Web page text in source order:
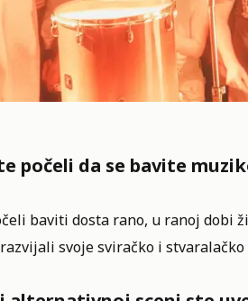
počeli da se bavite
baviti dosta rano, u ranoj dobi
svoje sviračko i